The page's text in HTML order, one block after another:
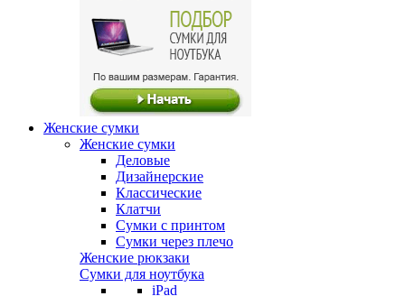
Женские сумки
Женские сумки
Деловые
Дизайнерские
Классические
Клатчи
Сумки с принтом
Сумки через плечо
Женские рюкзаки
Сумки для ноутбука
iPad